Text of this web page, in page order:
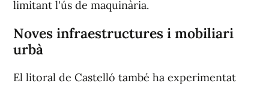
limitant l'ús de maquinària.
Noves infraestructures i mobiliari
urbà
El litoral de Castelló també ha experimentat